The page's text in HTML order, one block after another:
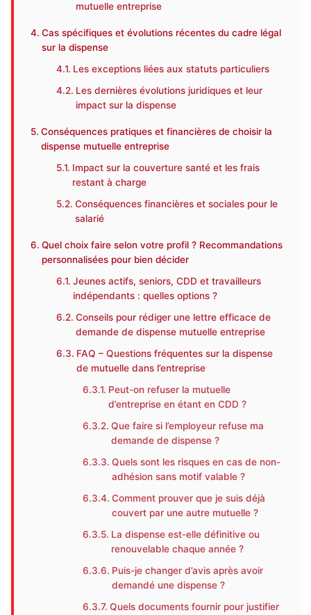
mutuelle entreprise
Cas spécifiques et évolutions récentes du cadre légal
sur la dispense
Les exceptions liées aux statuts particuliers
Les dernières évolutions juridiques et leur
impact sur la dispense
Conséquences pratiques et financières de choisir la
dispense mutuelle entreprise
Impact sur la couverture santé et les frais
restant à charge
Conséquences financières et sociales pour le
salarié
Quel choix faire selon votre profil ? Recommandations
personnalisées pour bien décider
Jeunes actifs, seniors, CDD et travailleurs
indépendants : quelles options ?
Conseils pour rédiger une lettre efficace de
demande de dispense mutuelle entreprise
FAQ – Questions fréquentes sur la dispense
de mutuelle dans l’entreprise
Peut-on refuser la mutuelle
d’entreprise en étant en CDD ?
Que faire si l’employeur refuse ma
demande de dispense ?
Quels sont les risques en cas de non-
adhésion sans motif valable ?
Comment prouver que je suis déjà
couvert par une autre mutuelle ?
La dispense est-elle définitive ou
renouvelable chaque année ?
Puis-je changer d’avis après avoir
demandé une dispense ?
Quels documents fournir pour justifier